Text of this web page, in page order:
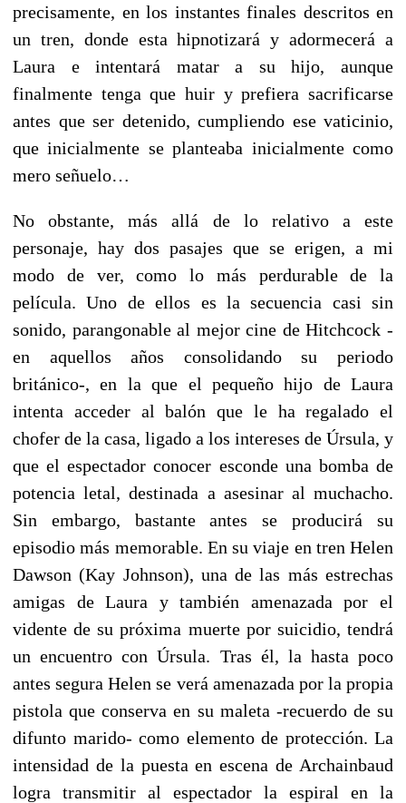
precisamente, en los instantes finales descritos en
un tren, donde esta hipnotizará y adormecerá a
Laura e intentará matar a su hijo, aunque
finalmente tenga que huir y prefiera sacrificarse
antes que ser detenido, cumpliendo ese vaticinio,
que inicialmente se planteaba inicialmente como
mero señuelo…
No obstante, más allá de lo relativo a este
personaje, hay dos pasajes que se erigen, a mi
modo de ver, como lo más perdurable de la
película. Uno de ellos es la secuencia casi sin
sonido, parangonable al mejor cine de Hitchcock -
en aquellos años consolidando su periodo
británico-, en la que el pequeño hijo de Laura
intenta acceder al balón que le ha regalado el
chofer de la casa, ligado a los intereses de Úrsula, y
que el espectador conocer esconde una bomba de
potencia letal, destinada a asesinar al muchacho.
Sin embargo, bastante antes se producirá su
episodio más memorable. En su viaje en tren Helen
Dawson (Kay Johnson), una de las más estrechas
amigas de Laura y también amenazada por el
vidente de su próxima muerte por suicidio, tendrá
un encuentro con Úrsula. Tras él, la hasta poco
antes segura Helen se verá amenazada por la propia
pistola que conserva en su maleta -recuerdo de su
difunto marido- como elemento de protección. La
intensidad de la puesta en escena de Archainbaud
logra transmitir al espectador la espiral en la